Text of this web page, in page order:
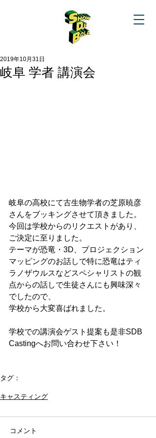
岐阜 学者 講演会
2019年10月31日
岐阜の高校にて古生物学者の芝原暁彦
さんをブッキングさせて頂きました。
今回は学校からのリクエストがあり、
ご決定に至りました。
テーマが恐竜・3D、プロジェクション
マッピングのお話しで特に恐竜はティ
ラノザウルスなどスペシャリストの観
点からの話しで生徒さんにも興味深々
でしたので、
学校から大変喜ばれました。
学校での講演会ゲスト提案も是非SDB
Castingへお問い合わせ下さい！
タグ：
キャスティング
コメント